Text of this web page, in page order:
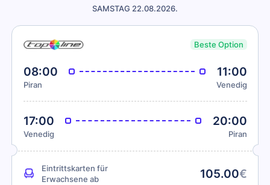
SAMSTAG 22.08.2026.
Beste Option
08:00 11:00
Piran Venedig
17:00 20:00
Venedig Piran
Eintrittskarten für
Erwachsene ab
105.00€